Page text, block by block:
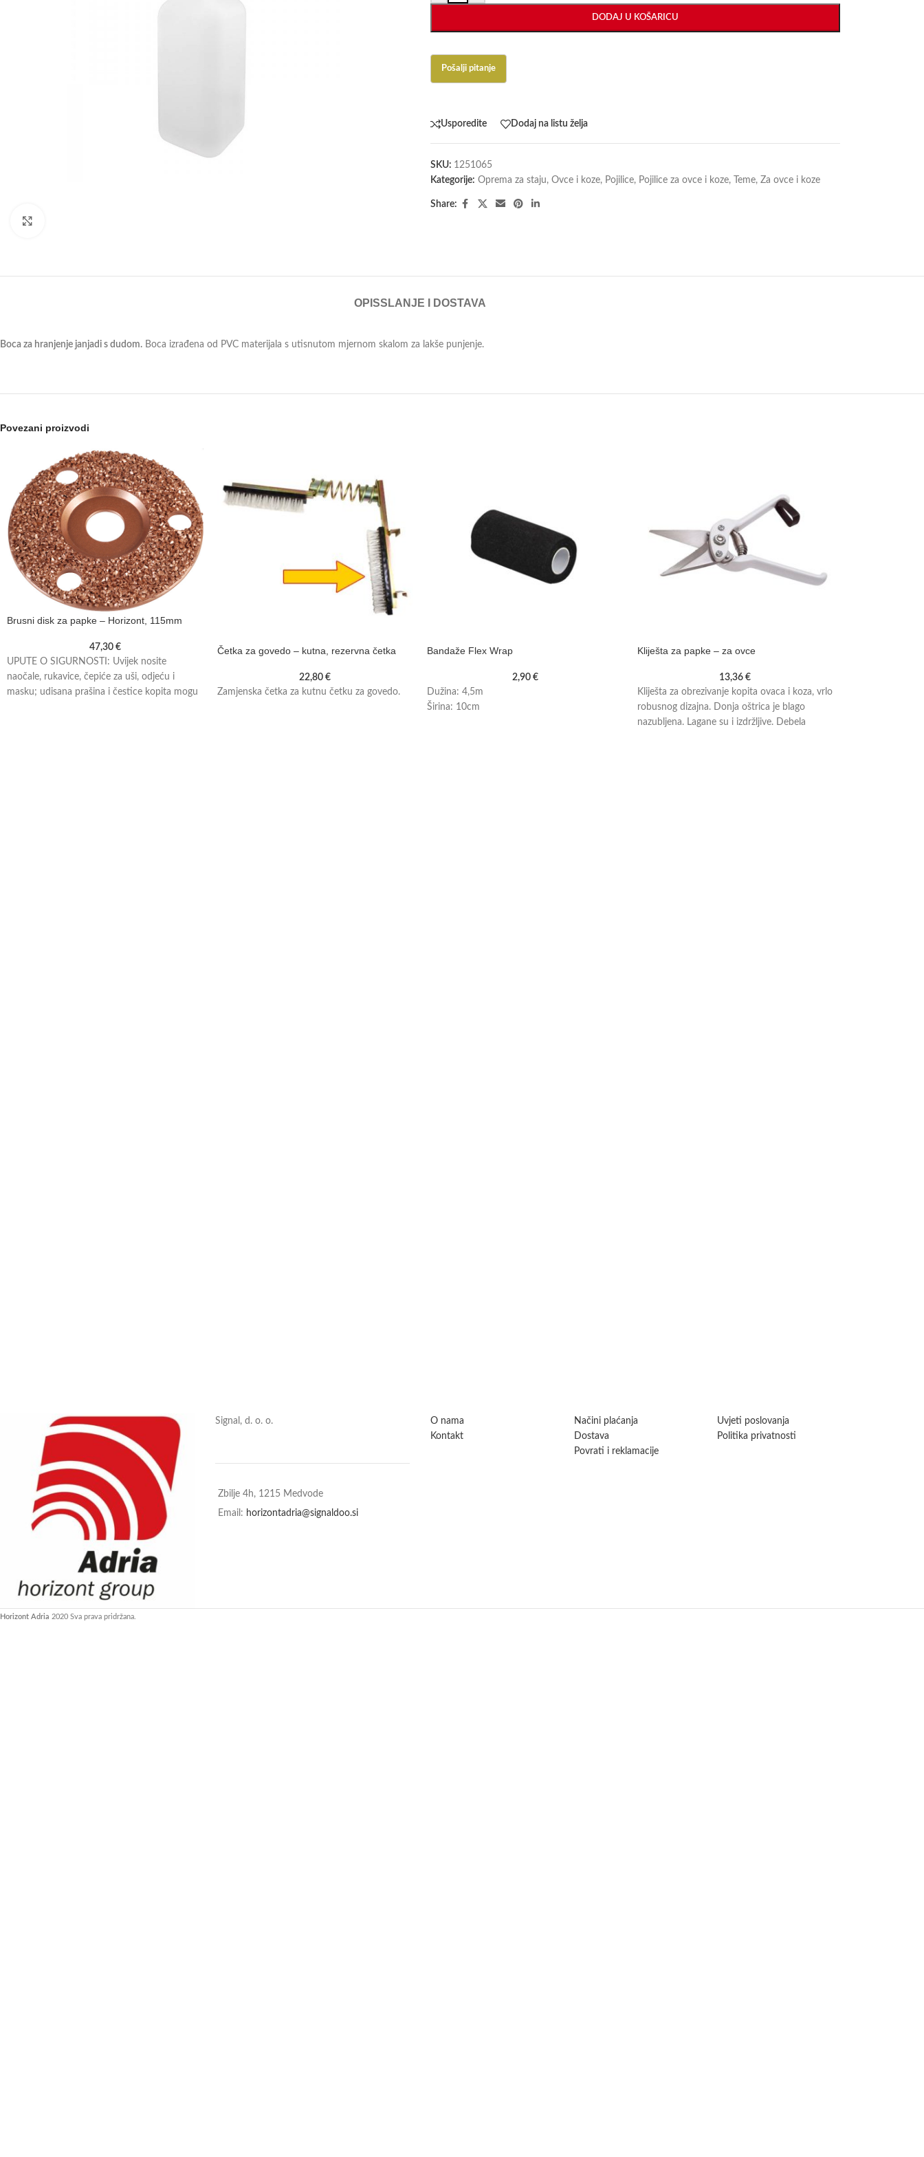
DODAJ U KOŠARICU
Usporedite Dodaj na listu želja
SKU: 1251065
Kategorije: Oprema za staju, Ovce i koze, Pojilice, Pojilice za ovce i koze, Teme, Za ovce i koze
Share:
OPISSLANJE I DOSTAVA
Boca za hranjenje janjadi s dudom. Boca izrađena od PVC materijala s utisnutom mjernom skalom za lakše punjenje.
Povezani proizvodi
Brusni disk za papke – Horizont, 115mm
47,30 €
UPUTE O SIGURNOSTI: Uvijek nosite
naočale, rukavice, čepiće za uši, odjeću i
masku; udisana prašina i čestice kopita mogu
Četka za govedo – kutna, rezervna četka
22,80€
Zamjenska četka za kutnu četku za govedo.
Bandaže Flex Wrap
2,90 €
Dužina: 4,5m
Širina: 10cm
Kliješta za papke – za ovce
13,36€
Kliješta za obrezivanje kopita ovaca i koza, vrlo
robusnog dizajna. Donja oštrica je blago
nazubljena. Lagane su i izdržljive. Debela
Signal, d. o. o.
Zbilje 4h, 1215 Medvode
Email: horizontadria@signaldoo.si
O nama
Kontakt
Načini plaćanja
Dostava
Povrati i reklamacije
Uvjeti poslovanja
Politika privatnosti
Horizont Adria 2020 Sva prava pridržana.